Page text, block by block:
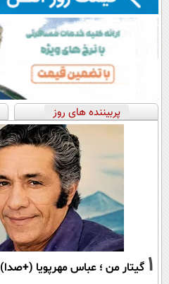
پربیننده های روز
1 گیتار من ؛ عباس مهرپویا (+صدا)